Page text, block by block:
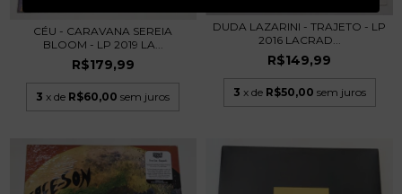
CÉU - CARAVANA SEREIA
BLOOM - LP 2019 LA...
R$179,99
3 x de R$60,00 sem juros
DUDA LAZARINI - TRAJETO - LP
2016 LACRAD...
R$149,99
3 x de R$50,00 sem juros